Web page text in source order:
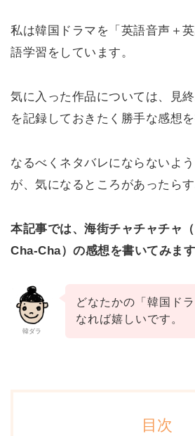
私は韓国ドラマを「英語音声＋
語学習をしています。
気に入った作品については、見
を記録しておきたく勝手な感想を
なるべくネタバレにならないよ
が、気になるところがあったらす
本記事では、海街チャチャチャ
Cha-Cha）の感想を書いてみます
韓ダラ
どなたかの「韓国ド
なれば嬉しいです。
目次